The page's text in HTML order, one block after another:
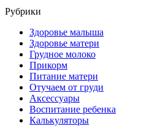
Рубрики
Здоровье малыша
Здоровье матери
Грудное молоко
Прикорм
Питание матери
Отучаем от груди
Аксессуары
Воспитание ребенка
Калькуляторы